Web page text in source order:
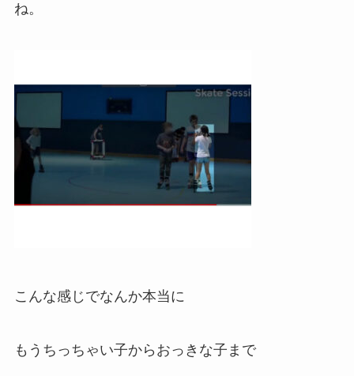
ね。
こんな感じでなんか本当に
もうちっちゃい子からおっきな子まで